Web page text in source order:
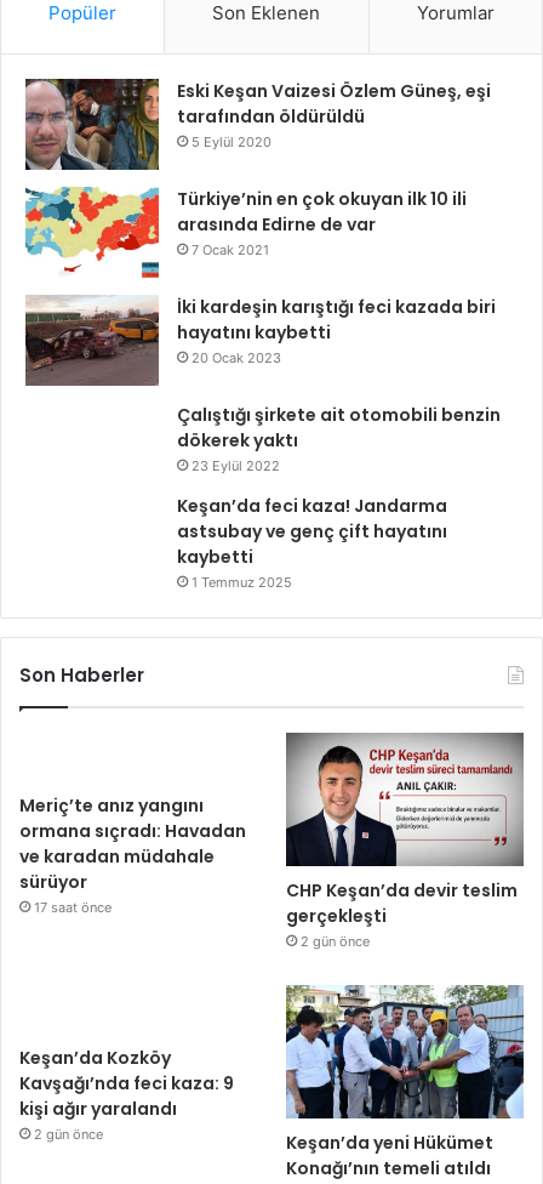
Popüler Son Eklenen Yorumlar
Eski Keşan Vaizesi Özlem Güneş, eşi
tarafından öldürüldü
5 Eylül 2020
Türkiye’nin en çok okuyan ilk 10 ili
arasında Edirne de var
7 Ocak 2021
İki kardeşin karıştığı feci kazada biri
hayatını kaybetti
20 Ocak 2023
Çalıştığı şirkete ait otomobili benzin
dökerek yaktı
23 Eylül 2022
Keşan’da feci kaza! Jandarma
astsubay ve genç çift hayatını
kaybetti
1 Temmuz 2025
Son Haberler
Meriç’te anız yangını
ormana sıçradı: Havadan
ve karadan müdahale
sürüyor
17 saat önce
CHP Keşan’da devir teslim
gerçekleşti
2 gün önce
Keşan’da Kozköy
Kavşağı’nda feci kaza: 9
kişi ağır yaralandı
2 gün önce
Keşan’da yeni Hükümet
Konağı’nın temeli atıldı